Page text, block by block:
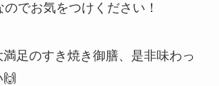
でお気をつけください！
足のすき焼き御膳、是非味わっ